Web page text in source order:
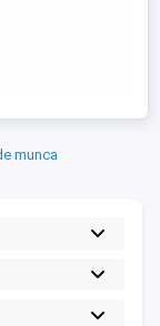
net lună plus ore
și asigurare
munca